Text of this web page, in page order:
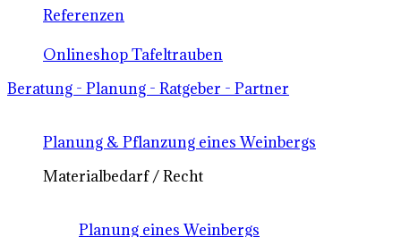
Referenzen
Onlineshop Tafeltrauben
Beratung - Planung - Ratgeber - Partner
Planung & Pflanzung eines Weinbergs
Materialbedarf / Recht
Planung eines Weinbergs